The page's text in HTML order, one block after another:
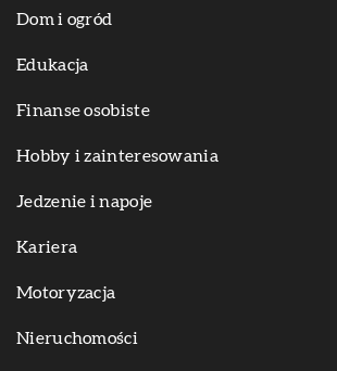
Dom i ogród
Edukacja
Finanse osobiste
Hobby i zainteresowania
Jedzenie i napoje
Kariera
Motoryzacja
Nieruchomości